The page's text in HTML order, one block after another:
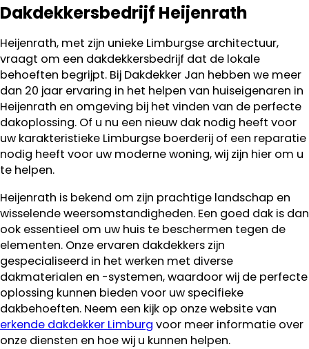
Dakdekkersbedrijf Heijenrath
Heijenrath, met zijn unieke Limburgse architectuur,
vraagt om een dakdekkersbedrijf dat de lokale
behoeften begrijpt. Bij Dakdekker Jan hebben we meer
dan 20 jaar ervaring in het helpen van huiseigenaren in
Heijenrath en omgeving bij het vinden van de perfecte
dakoplossing. Of u nu een nieuw dak nodig heeft voor
uw karakteristieke Limburgse boerderij of een reparatie
nodig heeft voor uw moderne woning, wij zijn hier om u
te helpen.
Heijenrath is bekend om zijn prachtige landschap en
wisselende weersomstandigheden. Een goed dak is dan
ook essentieel om uw huis te beschermen tegen de
elementen. Onze ervaren dakdekkers zijn
gespecialiseerd in het werken met diverse
dakmaterialen en -systemen, waardoor wij de perfecte
oplossing kunnen bieden voor uw specifieke
dakbehoeften. Neem een kijk op onze website van
erkende dakdekker Limburg voor meer informatie over
onze diensten en hoe wij u kunnen helpen.